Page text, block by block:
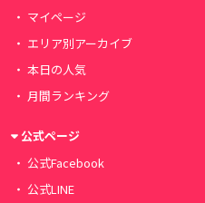
マイページ
エリア別アーカイブ
本日の人気
月間ランキング
公式ページ
公式Facebook
公式LINE